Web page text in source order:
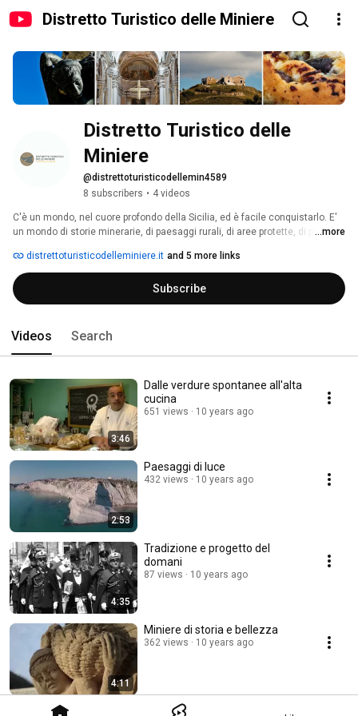
Distretto Turistico delle Miniere
Distretto Turistico delle
Miniere
@distrettoturisticodellemin4589
8 subscribers • 4 videos
C'è un mondo, nel cuore profondo della Sicilia, ed è facile conquistarlo. E'
un mondo di storie minerarie, di paesaggi rurali, di aree protette, di paesi e
marine che brillano negli occhi. Basta raggiungerlo, il Distretto delle
Miniere, basta intraprendere uno dei suoi percorsi e fermarsi in una delle
sue innumerevoli tappe, per cogliere un senso di appartenenza che è
profondo e radicato...
...more
distrettoturisticodelleminiere.it and 5 more links
Subscribe
Videos Search
3:46
Dalle verdure spontanee all'alta
cucina
651 views 10 years ago
2:53
Paesaggi di luce
432 views 10 years ago
4:35
Tradizione e progetto del
domani
87 views 10 years ago
4:11
Miniere di storia e bellezza
362 views 10 years ago